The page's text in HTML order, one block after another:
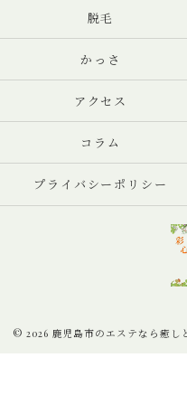
脱毛
かっさ
アクセス
コラム
プライバシーポリシー
© 2026 鹿児島市のエステなら癒し